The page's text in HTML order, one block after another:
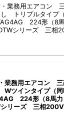
業務用エアコン
し トリプルタイプ
224形（8
シリーズ 三相
業務用エアコン
ツインタイプ（
224形（8馬
シリーズ 三相